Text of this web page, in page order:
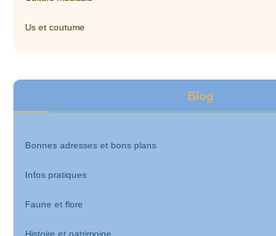
Us et coutume
Blog
Bonnes adresses et bons plans
Infos pratiques
Faune et flore
Histoire et patrimoine